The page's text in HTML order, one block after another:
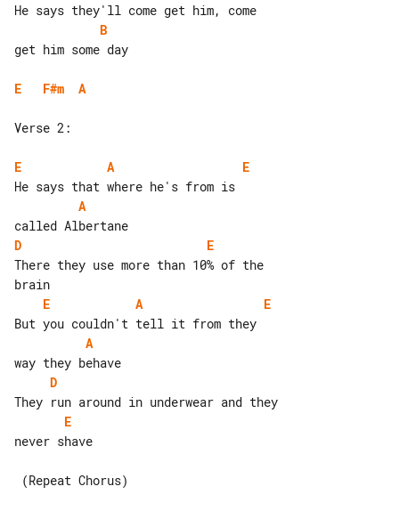
B
get him some day
E F#m A
Verse 2:
E A
E
A
D
E
There they use more than 10% of the
E
A
E
A
D
E
never shave